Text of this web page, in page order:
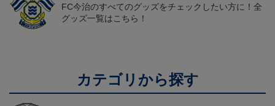
FC今治のすべてのグッズをチェックしたい方に！全
グッズ一覧はこちら！
カテゴリから探す